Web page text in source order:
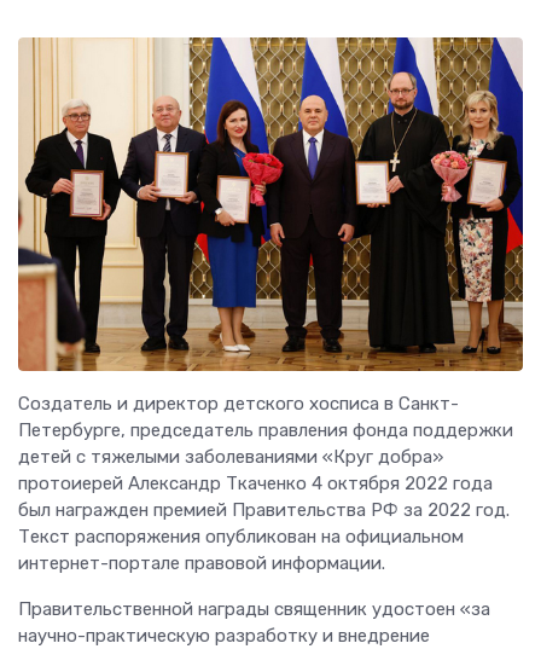
Создатель и директор детского хосписа в Санкт-
Петербурге, председатель правления фонда поддержки
детей с тяжелыми заболеваниями «Круг добра»
протоиерей Александр Ткаченко 4 октября 2022 года
был награжден премией Правительства РФ за 2022 год.
Текст распоряжения опубликован на официальном
интернет-портале правовой информации.
Правительственной награды священник удостоен «за
научно-практическую разработку и внедрение